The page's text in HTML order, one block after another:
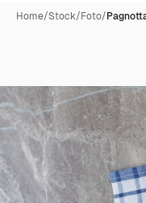
Home/Stock/Foto/